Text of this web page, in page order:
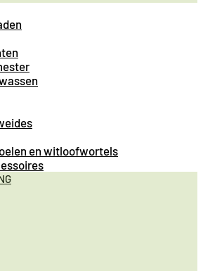
en witloofwortels